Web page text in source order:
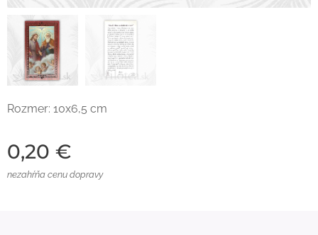
Rozmer: 10x6,5 cm
0,20 €
nezahŕňa cenu dopravy